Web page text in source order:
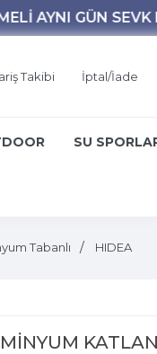
Takibi İptal/İade
SU
Tabanlı HIDEA